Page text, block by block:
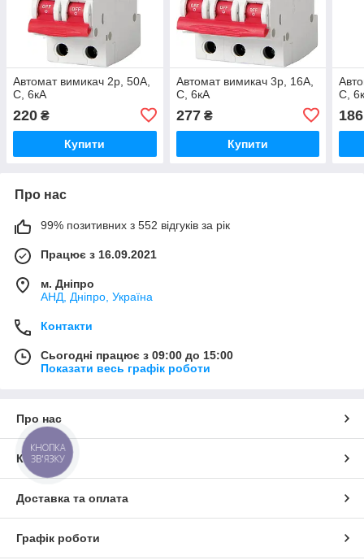
Автомат вимикач 2р, 50А,
C, 6кА
220 ₴
Купити
Автомат вимикач 3р, 16А,
C, 6кА
277₴
Купити
C,
186
Про нас
99% позитивних з 552 відгуків за рік
Працює з 16.09.2021
м. Дніпро
АНД, Дніпро, Україна
Контакти
Сьогодні працює з 09:00 до 15:00
Показати весь графік роботи
Про нас
Контакти
Доставка та оплата
Графік роботи
КНОПКА
ЗВ'ЯЗКУ